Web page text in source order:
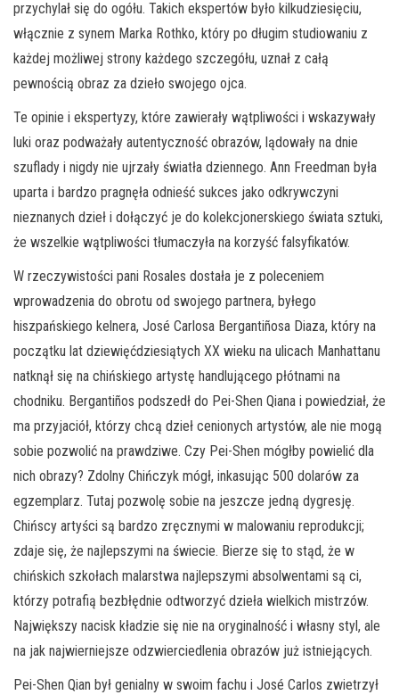
przychylał się do ogółu. Takich ekspertów było kilkudziesięciu,
włącznie z synem Marka Rothko, który po długim studiowaniu z
każdej możliwej strony każdego szczegółu, uznał z całą
pewnością obraz za dzieło swojego ojca.
Te opinie i ekspertyzy, które zawierały wątpliwości i wskazywały
luki oraz podważały autentyczność obrazów, lądowały na dnie
szuflady i nigdy nie ujrzały światła dziennego. Ann Freedman była
uparta i bardzo pragnęła odnieść sukces jako odkrywczyni
nieznanych dzieł i dołączyć je do kolekcjonerskiego świata sztuki,
że wszelkie wątpliwości tłumaczyła na korzyść falsyfikatów.
W rzeczywistości pani Rosales dostała je z poleceniem
wprowadzenia do obrotu od swojego partnera, byłego
hiszpańskiego kelnera, José Carlosa Bergantiñosa Diaza, który na
początku lat dziewięćdziesiątych XX wieku na ulicach Manhattanu
natknął się na chińskiego artystę handlującego płótnami na
chodniku. Bergantiños podszedł do Pei-Shen Qiana i powiedział, że
ma przyjaciół, którzy chcą dzieł cenionych artystów, ale nie mogą
sobie pozwolić na prawdziwe. Czy Pei-Shen mógłby powielić dla
nich obrazy? Zdolny Chińczyk mógł, inkasując 500 dolarów za
egzemplarz. Tutaj pozwolę sobie na jeszcze jedną dygresję.
Chińscy artyści są bardzo zręcznymi w malowaniu reprodukcji;
zdaje się, że najlepszymi na świecie. Bierze się to stąd, że w
chińskich szkołach malarstwa najlepszymi absolwentami są ci,
którzy potrafią bezbłędnie odtworzyć dzieła wielkich mistrzów.
Największy nacisk kładzie się nie na oryginalność i własny styl, ale
na jak najwierniejsze odzwierciedlenia obrazów już istniejących.
Pei-Shen Qian był genialny w swoim fachu i José Carlos zwietrzył